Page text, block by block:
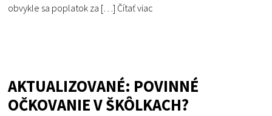
obvykle sa poplatok za […]Čítať viac
AKTUALIZOVANÉ: POVINNÉ
OČKOVANIE V ŠKÔLKACH?